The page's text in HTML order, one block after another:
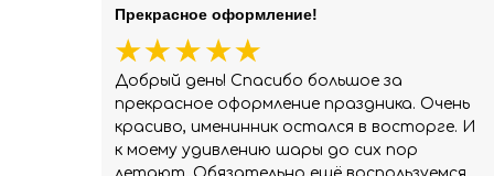
Добрый день! Спасибо большое за
прекрасное оформление праздника. Очень
красиво, именинник остался в восторге. И
к моему удивлению шары до сих пор
Прекрасное оформление!